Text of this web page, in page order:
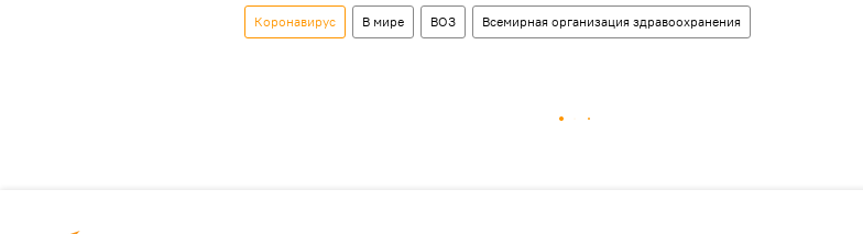
Коронавирус В мире ВОЗ Всемирная организация здравоохранения